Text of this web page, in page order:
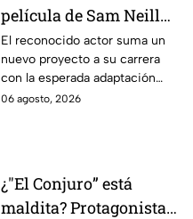
película de Sam Neill
antes de morir: esto es
lo que se sabe hasta
ahora
El reconocido actor suma un
nuevo proyecto a su carrera
con la esperada adaptación
cinematográfica del popular
06 agosto, 2026
¿"El Conjuro” está
maldita? Protagonista